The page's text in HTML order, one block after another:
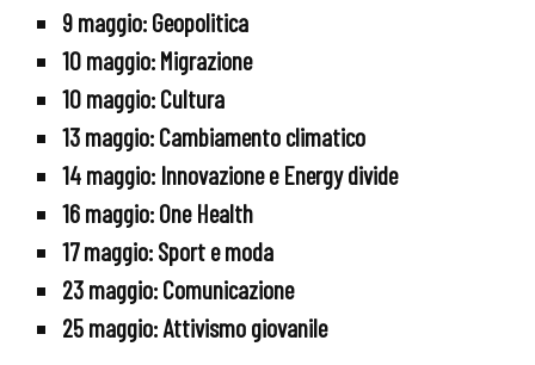
9 maggio:Geopolitica
10 maggio:Migrazione
10 maggio: Cultura
13 maggio: Cambiamento climatico
14 maggio: Innovazione e Energy divide
16 maggio:One Health
17 maggio:Sport e moda
23 maggio:Comunicazione
25 maggio:Attivismo giovanile